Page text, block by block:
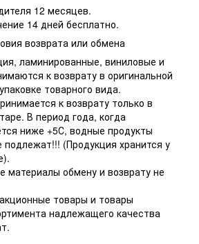
12 месяцев.
14 дней бесплатно.
возврата или обмена
ламинированные, виниловые и
к возврату в оригинальной
товарного вида.
к возврату только в
В период года, когда
ниже +5С, водные продукты
подлежат!!! (Продукция хранится у
материалы обмену и возврату не
товары и товары
надлежащего качества